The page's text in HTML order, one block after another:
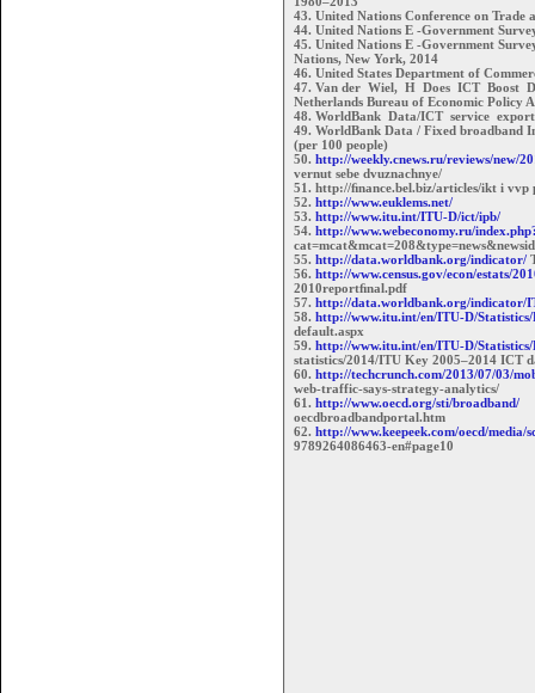
43. United Nations Conference on
44. United Nations E -Government
45. United Nations E -Government
Nations, New York, 2014
46. United States Department of
47. Van der Wiel, H Does ICT Boost
Netherlands Bureau of Economic Policy
48. WorldBank Data/ICT service
49. WorldBank Data / Fixed broadband
(per 100 people)
50. http://weekly.cnews.ru/reviews/new/
vernut sebe dvuznachnye/
51. http://ﬁnance.bel.biz/articles/ikt i
52. http://www.euklems.net/
53. http://www.itu.int/ITU-D/ict/ipb/
54. http://www.webeconomy.ru/
55. http://data.worldbank.org/indicator/
56. http://www.census.gov/econ/estats/
2010reportﬁnal.pdf
57. http://data.worldbank.org/indicator/
58. http://www.itu.int/en/ITU-D/Statistics/
default.aspx
59. http://www.itu.int/en/ITU-D/Statistics/
statistics/2014/ITU Key 2005–2014 ICT
60. http://techcrunch.com/2013/07/03/
web-traffic-says-strategy-analytics/
61. http://www.oecd.org/sti/broadband/
oecdbroadbandportal.htm
62. http://www.keepeek.com/oecd/
9789264086463-en#page10